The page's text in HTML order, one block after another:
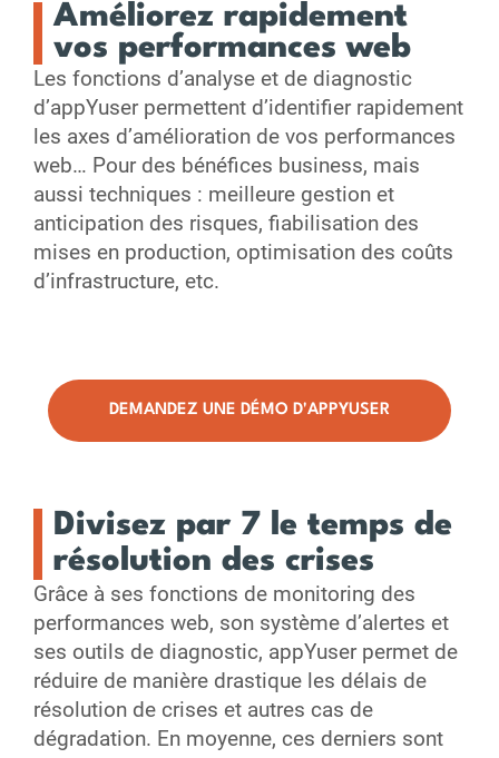
Améliorez rapidement
vos performances web
Les fonctions d’analyse et de diagnostic
d’appYuser permettent d’identifier rapidement
les axes d’amélioration de vos performances
web… Pour des bénéfices business, mais
aussi techniques : meilleure gestion et
anticipation des risques, fiabilisation des
mises en production, optimisation des coûts
d’infrastructure, etc.
DEMANDEZ UNE DÉMO D'APPYUSER
Divisez par 7 le temps de
résolution des crises
Grâce à ses fonctions de monitoring des
performances web, son système d’alertes et
ses outils de diagnostic, appYuser permet de
réduire de manière drastique les délais de
résolution de crises et autres cas de
dégradation. En moyenne, ces derniers sont